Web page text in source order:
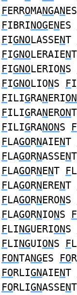
FERROMANGAN
FIBRINOGENES
FIGNOLASSENT
FIGNOLERAIENT
FIGNOLERIONS
FIGNOLIONS FI
FILIGRANERION
FILIGRANERONT
FILIGRANONS F
FLAGORNAIENT
FLAGORNASSENT
FLAGORNENT F
FLAGORNERENT
FLAGORNERONS
FLAGORNIONS F
FLINGUERIONS
FLINGUIONS F
FONTANGES FOR
FORLIGNAIENT
FORLIGNASSENT